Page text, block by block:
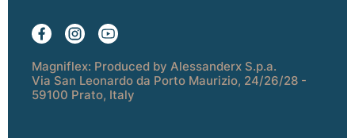
Magniflex: Produced by Alessanderx S.p.a.
Via San Leonardo da Porto Maurizio, 24/26/28 -
59100 Prato, Italy